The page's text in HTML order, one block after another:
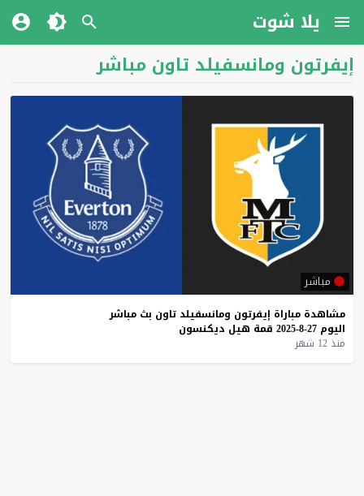
يلا شوت
إيفرتون ومانسفيلد تاون مباشر
مباشر
مشاهدة مباراة إيفرتون ومانسفيلد تاون بث مباشر
اليوم 27-8-2025 قمة هيل ديكنسون
منذ 12 شهر